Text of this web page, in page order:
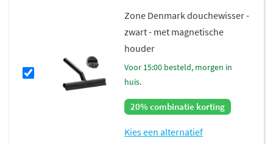
Zone Denmark douchewisser -
zwart - met magnetische
houder
voor 15:00 besteld, morgen in
huis.
20% combinatie korting
Kies een alternatief